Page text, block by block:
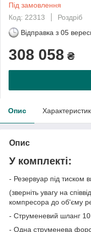
Під замовлення
Код: 22313
Роздріб
Відправка з 05
308 058 ₴
Опис
Опис
У комплекті:
- Резервуар під тиском
(зверніть увагу на
компресора до об'єму
- Струменевий шланг
- Одна струменева